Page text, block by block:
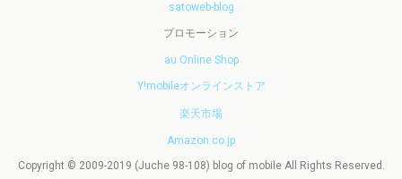
satoweb-blog
プロモーション
au Online Shop
Y!mobileオンラインストア
楽天市場
Amazon.co.jp
Copyright © 2009-2019 (Juche 98-108) blog of mobile All Rights Reserved.